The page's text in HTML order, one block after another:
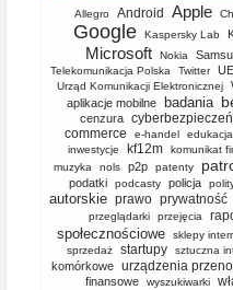
Allegro Android Apple
Google Kaspersky Lab
Microsoft Nokia
Telekomunikacja Polska Twitter UE
Urząd Komunikacji Elektronicznej
aplikacje mobilne badania
cenzura
commerce
e-handel edukacja
inwestycje kf12m komunikat
muzyka nols p2p patenty
podatki podcasty policja
autorskie prawo prywatność
przeglądarki
przejęcia
społecznościowe
sklepy
sprzedaż
startupy sztuczna
komórkowe
urządzenia
finansowe
wyszukiwarki